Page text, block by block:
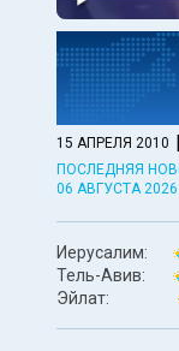
15 АПРЕЛЯ 2010 |
ПОСЛЕДНЯЯ
06 АВГУСТА 2026
Иерусалим:
Тель-Авив:
Эйлат: